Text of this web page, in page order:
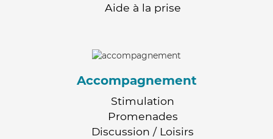
Aide à la prise
Accompagnement
Stimulation
Promenades
Discussion / Loisirs